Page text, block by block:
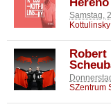
Samstag,
Robert
SZentrum